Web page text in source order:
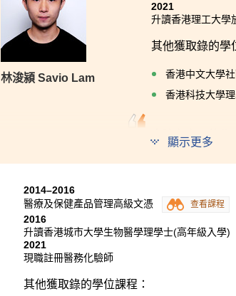
林浚潁 Savio Lam
2021
升讀香港理工大學
其他獲取錄的學
香港中文大學
香港科技大學
書院有充足的
中，課程涵蓋了不
在課堂上接觸不同的
此外，書院為學生提
排升學道路，並為學
顯示更多
2014–2016
醫療及保健產品管理高級文憑
查看課程
2016
升讀香港城市大學生物醫學理學士(高年級入學)
2021
現職註冊醫務化驗師
其他獲取錄的學位課程：